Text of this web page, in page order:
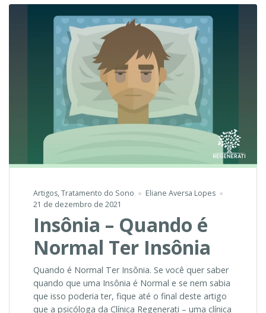
Artigos,Tratamento do Sono
Eliane Aversa Lopes
21 de dezembro de 2021
Insônia – Quando é
Normal Ter Insônia
Quando é Normal Ter Insônia. Se você quer saber
quando que uma Insônia é Normal e se nem sabia
que isso poderia ter, fique até o final deste artigo
que a psicóloga da Clínica Regenerati – uma clínica